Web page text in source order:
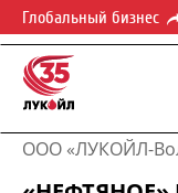
Глобальный бизнес
ООО «ЛУКОЙЛ-